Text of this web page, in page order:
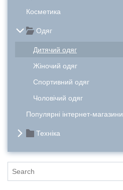
Косметика
Одяг
Дитячий одяг
Жіночий одяг
Спортивний одяг
Чоловічий одяг
Популярні інтернет-магазини
Техніка